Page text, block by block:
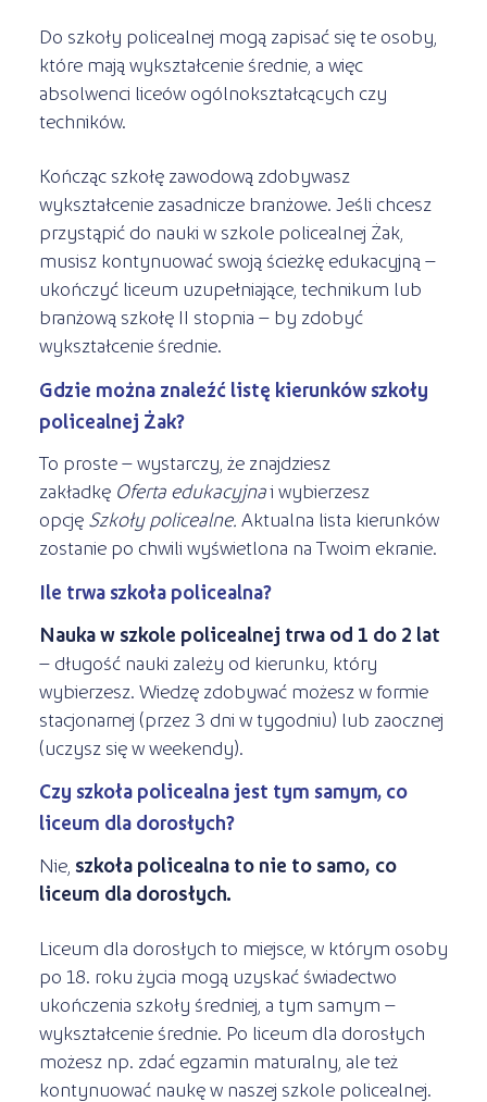
Do szkoły policealnej mogą zapisać się te osoby,
które mają wykształcenie średnie, a więc
absolwenci liceów ogólnokształcących czy
techników.
Kończąc szkołę zawodową zdobywasz
wykształcenie zasadnicze branżowe. Jeśli chcesz
przystąpić do nauki w szkole policealnej Żak,
musisz kontynuować swoją ścieżkę edukacyjną –
ukończyć liceum uzupełniające, technikum lub
branżową szkołę II stopnia – by zdobyć
wykształcenie średnie.
Gdzie można znaleźć listę kierunków szkoły
policealnej Żak?
To proste – wystarczy, że znajdziesz
zakładkę Oferta edukacyjnai wybierzesz
opcję Szkoły policealne. Aktualna lista kierunków
zostanie po chwili wyświetlona na Twoim ekranie.
Ile trwa szkoła policealna?
Nauka w szkole policealnej trwa od 1 do 2 lat
– długość nauki zależy od kierunku, który
wybierzesz. Wiedzę zdobywać możesz w formie
stacjonarnej (przez 3 dni w tygodniu) lub zaocznej
(uczysz się w weekendy).
Czy szkoła policealna jest tym samym, co
liceum dla dorosłych?
Nie, szkoła policealna to nie to samo, co
liceum dla dorosłych.
Liceum dla dorosłych to miejsce, w którym osoby
po 18. roku życia mogą uzyskać świadectwo
ukończenia szkoły średniej, a tym samym –
wykształcenie średnie. Po liceum dla dorosłych
możesz np. zdać egzamin maturalny, ale też
kontynuować naukę w naszej szkole policealnej.